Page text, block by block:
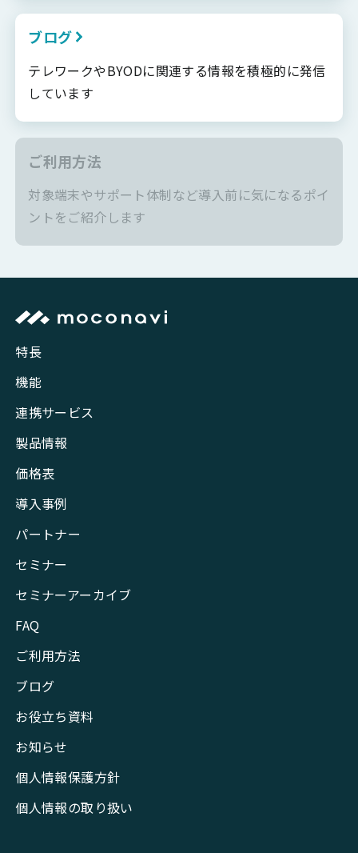
ブログ
テレワークやBYODに関連する情報を積極的に発信
しています
ご利用方法
対象端末やサポート体制など導入前に気になるポイ
ントをご紹介します
特長
機能
連携サービス
製品情報
価格表
導入事例
パートナー
セミナー
セミナーアーカイブ
FAQ
ご利用方法
ブログ
お役立ち資料
お知らせ
個人情報保護方針
個人情報の取り扱い